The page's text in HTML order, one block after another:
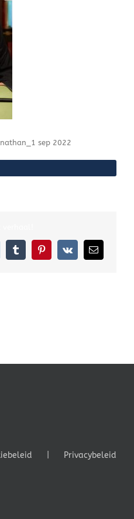
sep 2022
TumblrPinterest
Vk
E-
mail
Privacybeleid